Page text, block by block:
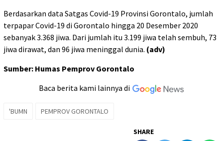
Berdasarkan data Satgas Covid-19 Provinsi Gorontalo, jumlah
terpapar Covid-19 di Gorontalo hingga 20 Desember 2020
sebanyak 3.368 jiwa. Dari jumlah itu 3.199 jiwa telah sembuh, 73
jiwa dirawat, dan 96 jiwa meninggal dunia. (adv)
Sumber: Humas Pemprov Gorontalo
Baca berita kami lainnya di
'BUMN PEMPROV GORONTALO
SHARE